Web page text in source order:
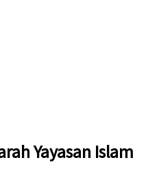
Yayasan Islam